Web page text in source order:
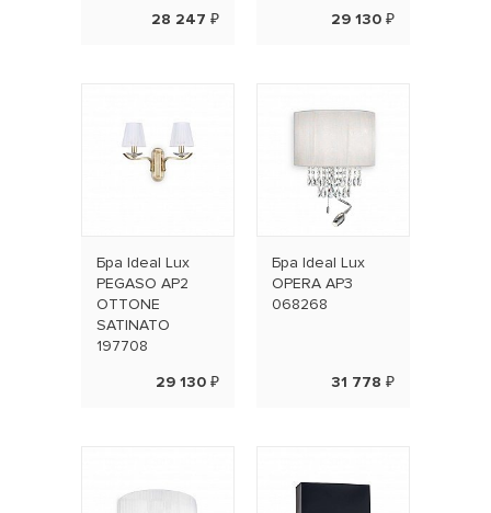
28 247 ₽ 29 130 ₽
Бра Ideal Lux
PEGASO AP2
OTTONE
SATINATO
197708
29 130 ₽
Бра Ideal Lux
OPERA AP3
068268
31 778 ₽